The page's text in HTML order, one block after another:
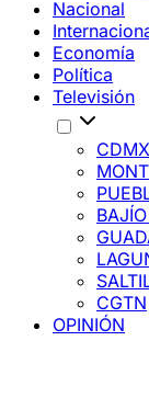
Nacional
Economía
Política
Televisión
CGTN
OPINIÓN